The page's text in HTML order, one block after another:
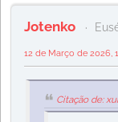
Jotenko
12 de Março de 2026,
Citação de: